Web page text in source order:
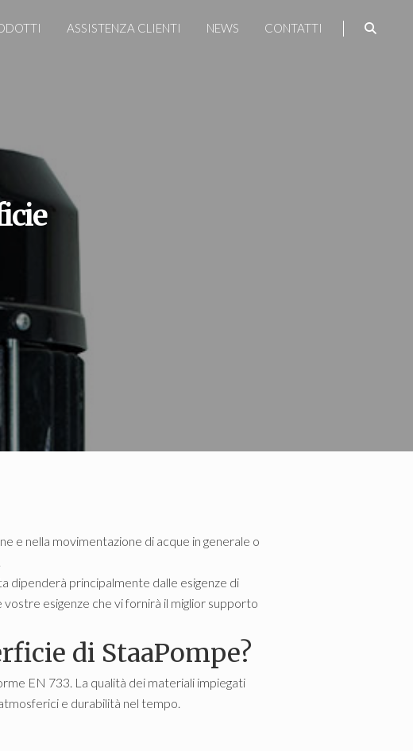
ASSISTENZA CLIENTI NEWS CONTATTI
e nella movimentazione di acque in generale o
dipenderà principalmente dalle esigenze di
esigenze che vi fornirà il miglior supporto
di StaaPompe?
EN 733. La qualità dei materiali impiegati
e durabilità nel tempo.